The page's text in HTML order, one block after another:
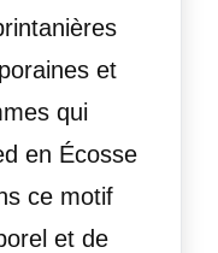
et
qui
en Écosse
ce motif
et de